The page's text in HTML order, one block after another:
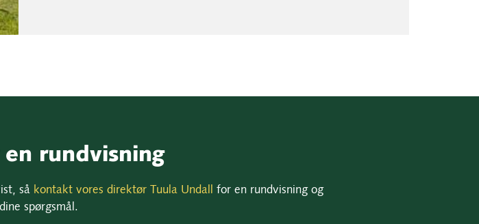
rundvisning
så kontakt vores direktør Tuula Undall
for en rundvisning og
spørgsmål.